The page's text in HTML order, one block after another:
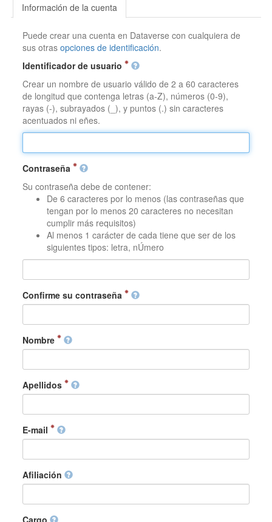
Información de la cuenta
Puede crear una cuenta en Dataverse con cualquiera de
sus otrasopciones de identificación.
Identificador de usuario
Crear un nombre de usuario válido de 2 a 60 caracteres
de longitud que contenga letras (a-Z), números (0-9),
rayas (-), subrayados (_), y puntos (.) sin caracteres
acentuados ni eñes.
Contraseña
Su contraseña debe de contener:
De 6 caracteres por lo menos (las contraseñas que
tengan por lo menos 20 caracteres no necesitan
cumplir más requisitos)
Al menos 1 carácter de cada tiene que ser de los
siguientes tipos: letra, nÚmero
Confirme su contraseña
Nombre
Apellidos
E-mail
Afiliación
Cargo